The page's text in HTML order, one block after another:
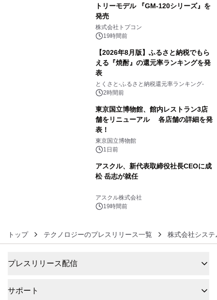
トリーモデル 『GM-120シリーズ』を
発売
株式会社トプコン
19時間前
【2026年8月版】ふるさと納税でもら
える『焼酎』の還元率ランキングを発
表
とくさと-ふるさと納税還元率ランキング-
2時間前
東京国立博物館、館内レストラン3店
舗をリニューアル 各店舗の詳細を発
表！
東京国立博物館
1日前
アスクル、新代表取締役社長CEOに成
松 岳志が就任
アスクル株式会社
19時間前
トップ テクノロジーのプレスリリース一覧 株式会社システ
プレスリリース配信
サポート